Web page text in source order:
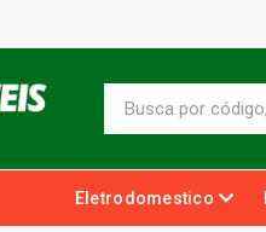
Eletrodomestico